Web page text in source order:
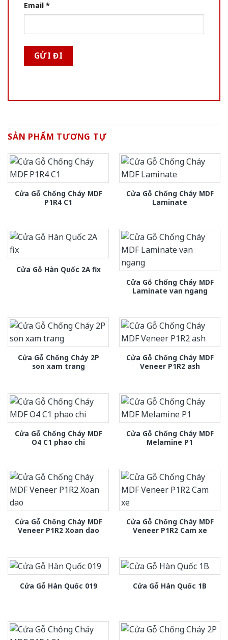
Email *
SẢN PHẨM TƯƠNG TỰ
Cửa Gỗ Chống Cháy MDF
P1R4 C1
Cửa Gỗ Chống Cháy MDF
Laminate
Cửa Gỗ Hàn Quốc 2A fix
Cửa Gỗ Chống Cháy MDF
Laminate van ngang
Cửa Gỗ Chống Cháy 2P
son xam trang
Cửa Gỗ Chống Cháy MDF
Veneer P1R2 ash
Cửa Gỗ Chống Cháy MDF
O4 C1 phao chi
Cửa Gỗ Chống Cháy MDF
Melamine P1
Cửa Gỗ Chống Cháy MDF
Veneer P1R2 Xoan dao
Cửa Gỗ Chống Cháy MDF
Veneer P1R2 Cam xe
Cửa Gỗ Hàn Quốc 019 Cửa Gỗ Hàn Quốc 1B